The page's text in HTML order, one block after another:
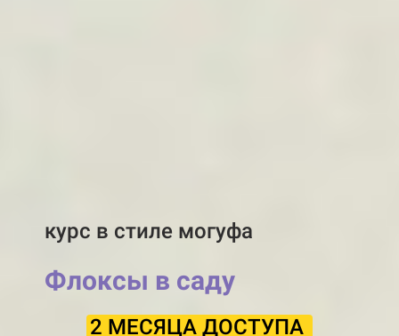
курс в стиле могуфа
Флоксы в саду
2 МЕСЯЦА ДОСТУПА